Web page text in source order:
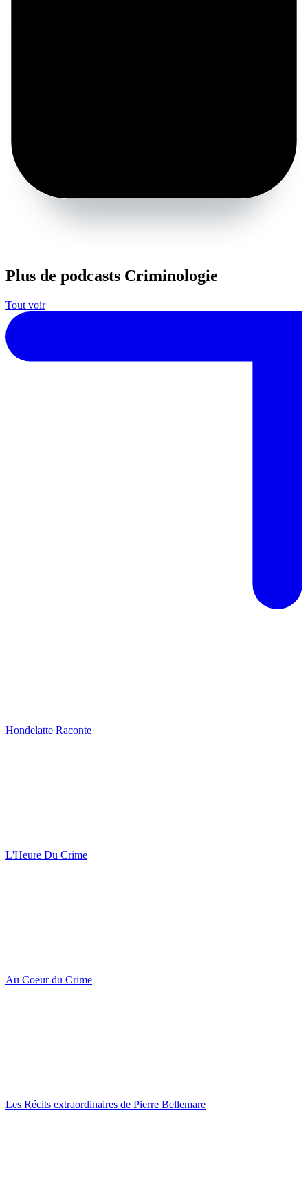
Plus de podcasts Criminologie
Tout voir
Hondelatte Raconte
L'Heure Du Crime
Au Coeur du Crime
Les Récits extraordinaires de Pierre Bellemare